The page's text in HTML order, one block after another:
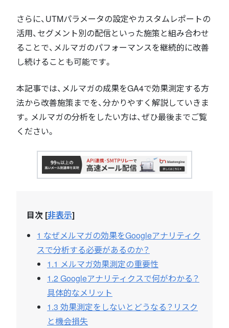
さらに、UTMパラメータの設定やカスタムレポートの
活用、セグメント別の配信といった施策と組み合わせ
ることで、メルマガのパフォーマンスを継続的に改善
し続けることも可能です。
本記事では、メルマガの成果をGA4で効果測定する方
法から改善施策までを、分かりやすく解説していきま
す。メルマガの分析をしたい方は、ぜひ最後までご覧
ください。
目次 [非表示]
1 なぜメルマガの効果をGoogleアナリティク
スで分析する必要があるのか？
1.1 メルマガ効果測定の重要性
1.2 Googleアナリティクスで何がわかる？
具体的なメリット
1.3 効果測定をしないとどうなる？リスク
と機会損失